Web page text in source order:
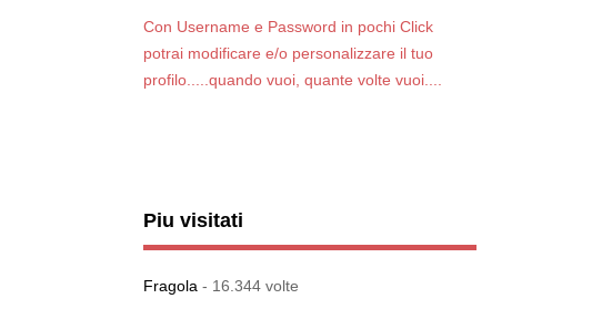
Con Username e Password in pochi Click
potrai modificare e/o personalizzare il tuo
profilo.....quando vuoi, quante volte vuoi....
Piu visitati
Fragola - 16.344 volte